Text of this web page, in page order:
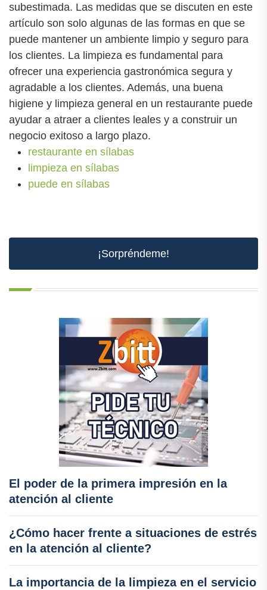
subestimada. Las medidas que se discuten en este
artículo son solo algunas de las formas en que se
puede mantener un ambiente limpio y seguro para
los clientes. La limpieza es fundamental para
ofrecer una experiencia gastronómica segura y
agradable a los clientes. Además, una buena
higiene y limpieza general en un restaurante puede
ayudar a atraer a clientes leales y a construir un
negocio exitoso a largo plazo.
restaurante en sílabas
limpieza en sílabas
puede en sílabas
¡Sorpréndeme!
El poder de la primera impresión en la
atención al cliente
¿Cómo hacer frente a situaciones de estrés
en la atención al cliente?
La importancia de la limpieza en el servicio